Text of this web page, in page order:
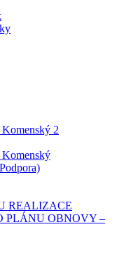
2
Komenský
REALIZACE
PLÁNU OBNOVY –